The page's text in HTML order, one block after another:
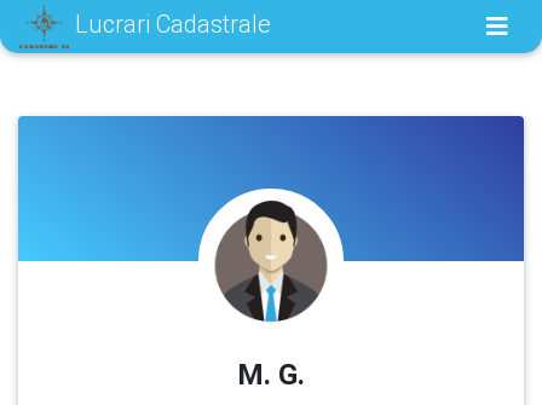
Lucrari Cadastrale
M. G.